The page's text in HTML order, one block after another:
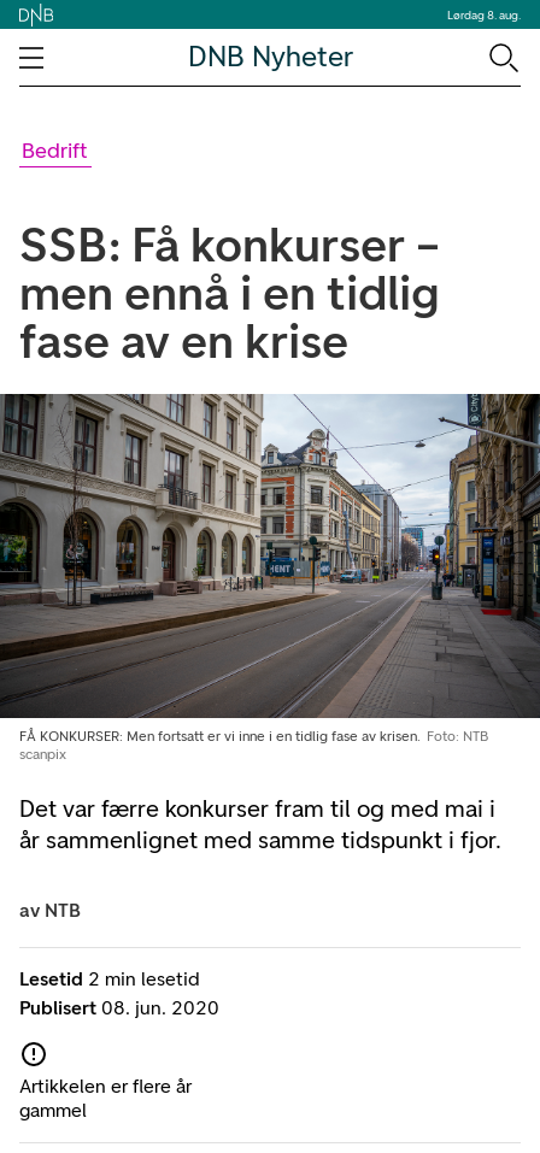
Lørdag 8. aug.
DNB Nyheter
Bedrift
SSB: Få konkurser –
men ennå i en tidlig
fase av en krise
Det var færre konkurser fram til og med mai i
år sammenlignet med samme tidspunkt i fjor.
FÅ KONKURSER: Men fortsatt er vi inne i en tidlig fase av krisen.
Foto: NTB
scanpix
Lesetid 2 min lesetid
Publisert 08. jun. 2020
Artikkelen er flere år
gammel
av NTB